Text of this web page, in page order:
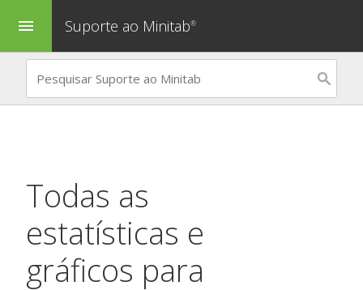
menu Suporte ao Minitab®
Todas as
estatísticas e
gráficos para